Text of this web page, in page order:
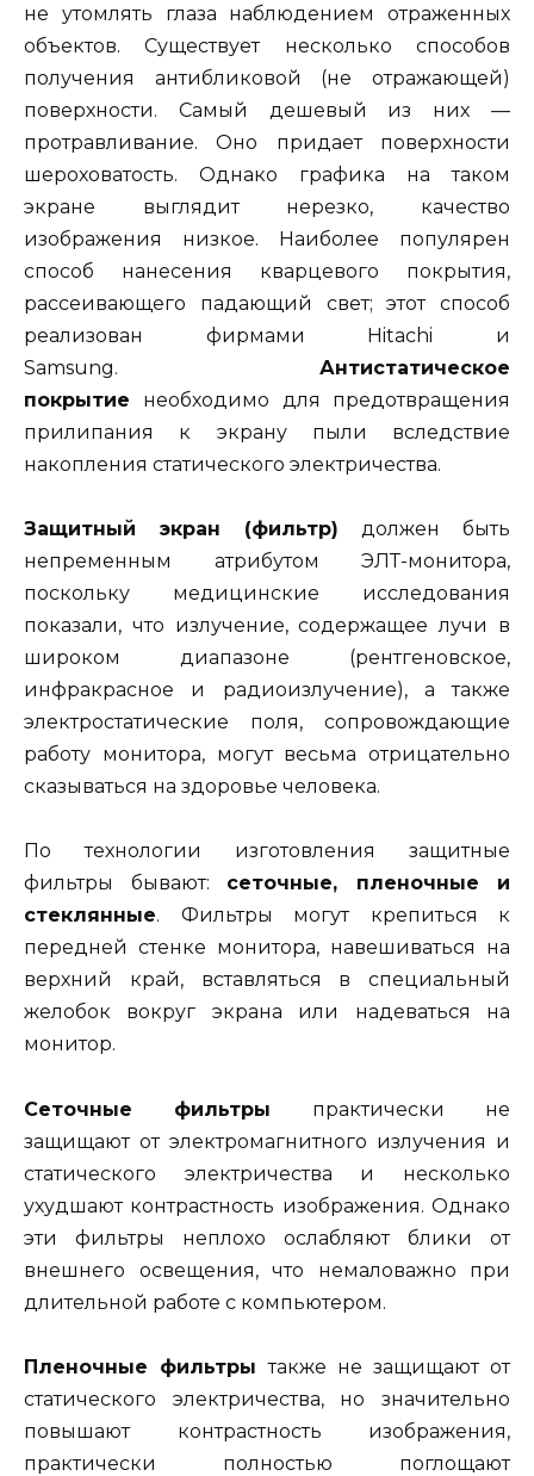
не утомлять глаза наблюдением отраженных
объектов. Существует несколько способов
получения антибликовой (не отражающей)
поверхности. Самый дешевый из них —
протравливание. Оно придает поверхности
шероховатость. Однако графика на таком
экране выглядит нерезко, качество
изображения низкое. Наиболее популярен
способ нанесения кварцевого покрытия,
рассеивающего падающий свет; этот способ
реализован фирмами Hitachi и
Samsung. Антистатическое
покрытие необходимо для предотвращения
прилипания к экрану пыли вследствие
накопления статического электричества.
Защитный экран (фильтр) должен быть
непременным атрибутом ЭЛТ-монитора,
поскольку медицинские исследования
показали, что излучение, содержащее лучи в
широком диапазоне (рентгеновское,
инфракрасное и радиоизлучение), а также
электростатические поля, сопровождающие
работу монитора, могут весьма отрицательно
сказываться на здоровье человека.
По технологии изготовления защитные
фильтры бывают: сеточные, пленочные и
стеклянные. Фильтры могут крепиться к
передней стенке монитора, навешиваться на
верхний край, вставляться в специальный
желобок вокруг экрана или надеваться на
монитор.
Сеточные фильтры практически не
защищают от электромагнитного излучения и
статического электричества и несколько
ухудшают контрастность изображения. Однако
эти фильтры неплохо ослабляют блики от
внешнего освещения, что немаловажно при
длительной работе с компьютером.
Пленочные фильтрытакже не защищают от
статического электричества, но значительно
повышают контрастность изображения,
практически полностью поглощают